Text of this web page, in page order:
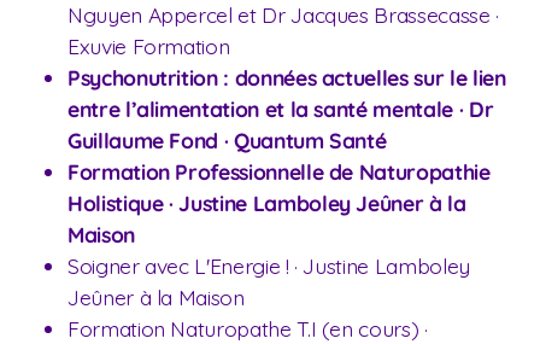
Nguyen Appercel et Dr Jacques Brassecasse ·
Exuvie Formation
Psychonutrition : données actuelles sur le lien
entre l’alimentation et la santé mentale · Dr
Guillaume Fond · Quantum Santé
Formation Professionnelle de Naturopathie
Holistique· Justine Lamboley Jeûner à la
Maison
Soigner avec L'Energie ! · Justine Lamboley
Jeûner à la Maison
Formation Naturopathe T.I (en cours) ·